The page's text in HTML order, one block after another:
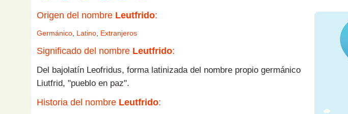
Origen del nombre Leutfrido:
Germánico, Latino, Extranjeros
Significado del nombre Leutfrido:
Del bajolatín Leofridus, forma latinizada del nombre propio germánico
Liutfrid, "pueblo en paz".
Historia del nombre Leutfrido: